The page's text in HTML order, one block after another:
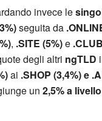
invece le
seguita da
, .SITE (5%)e
degli altri ngTLD
ai .SHOP (3,4%) e
un 2,5% a